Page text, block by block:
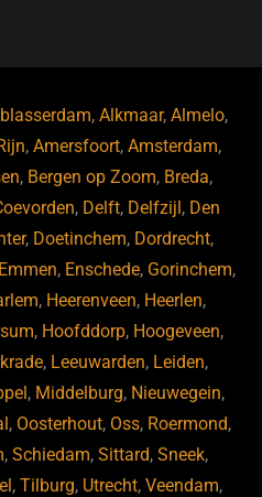
,Alkmaar,Almelo,
,Amersfoort,Amsterdam,
, Bergen op Zoom, Breda,
, Delft, Delfzijl , Den
, Doetinchem, Dordrecht,
Emmen, Enschede, Gorinchem,
, Heerenveen, Heerlen,
, Hoofddorp, Hoogeveen,
, Leeuwarden, Leiden,
, Middelburg, Nieuwegein,
, Oosterhout, Oss, Roermond,
, Schiedam, Sittard, Sneek,
,Tilburg, Utrecht,Veendam,